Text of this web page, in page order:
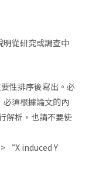
明從研究或調查中
性排序後寫出。必
須根據論文的內
解析，也請不要使
“X induced Y